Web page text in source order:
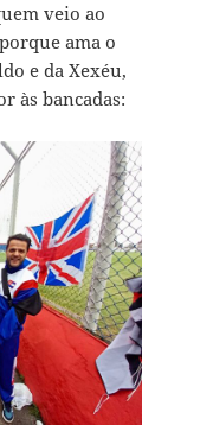
veio ao
ama o
e da Xexéu,
às bancadas: